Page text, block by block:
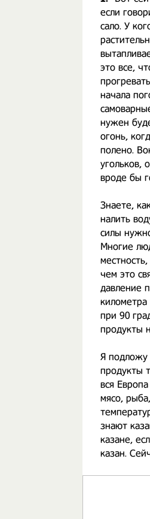
если
сало. У
это все,
начала
нужен
огонь,
полено.
угольков,
вроде бы
Знаете,
налить
силы
Многие
чем это
давление
при 90
продукты
Я подложу
продукты
вся
мясо,
знают
казане,
казан.